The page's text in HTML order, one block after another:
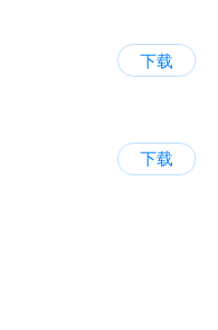
下载
下载